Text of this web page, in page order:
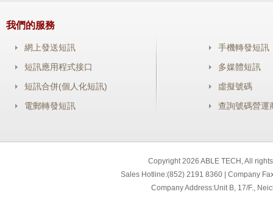
我們的服務
網上發送短訊
短訊應用程式接口
短訊合併(個人化短訊)
電郵轉發短訊
手機轉發短訊
多媒體短訊
虛擬號碼
查詢號碼營運
Copyright2026 ABLE TECH, All
Sales Hotline:(852) 2191 8360 | Company
Company Address:Unit B, 17/F.,